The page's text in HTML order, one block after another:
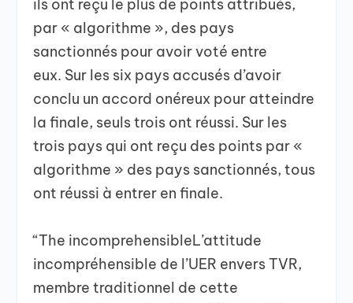
ils ont reçu le plus de points attribués,
par « algorithme », des pays
sanctionnés pour avoir voté entre
eux. Sur les six pays accusés d’avoir
conclu un accord onéreux pour atteindre
la finale, seuls trois ont réussi. Sur les
trois pays qui ont reçu des points par «
algorithme » des pays sanctionnés, tous
ont réussi à entrer en finale.
“The incomprehensibleL’attitude
incompréhensible de l’UER envers TVR,
membre traditionnel de cette